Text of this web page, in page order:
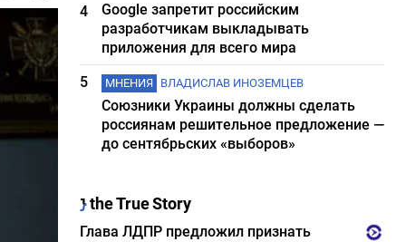
4
Google запретит российским
разработчикам выкладывать
приложения для всего мира
5
МНЕНИЯ ВЛАДИСЛАВ ИНОЗЕМЦЕВ
Союзники Украины должны сделать
россиянам решительное предложение —
до сентябрьских «выборов»